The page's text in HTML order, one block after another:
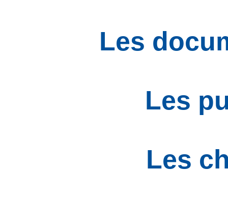
Les
Les
Les